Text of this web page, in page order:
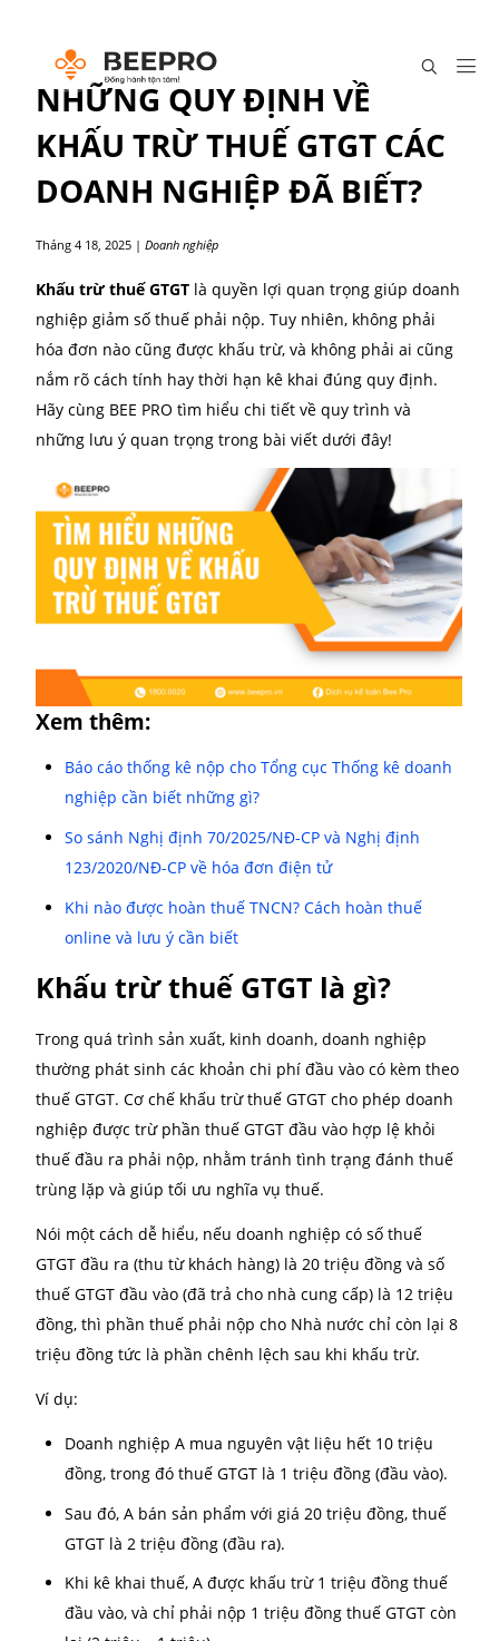
NHỮNG QUY ĐỊNH VỀ
KHẤU TRỪ THUẾ GTGT
DOANH NGHIỆP ĐÃ BIẾT?
Tháng 4 18, 2025|Doanh nghiệp
Khấu trừ thuế GTGT là quyền lợi quan trọng giúp
nghiệp giảm số thuế phải nộp. Tuy nhiên, không
hóa đơn nào cũng được khấu trừ, và không phải ai
nắm rõ cách tính hay thời hạn kê khai đúng quy
Hãy cùng BEE PRO tìm hiểu chi tiết về quy trình và
những lưu ý quan trọng trong bài viết dưới đây!
Xem thêm:
nghiệp cần biết những gì?
So sánh Nghị định 70/2025/NĐ-CP và Nghị định
123/2020/NĐ-CP về hóa đơn điện tử
Khi nào được hoàn thuế TNCN? Cách hoàn thuế
online và lưu ý cần biết
Khấu trừ thuế GTGT là gì?
thường phát sinh các khoản chi phí đầu vào có kèm
thuế GTGT. Cơ chế khấu trừ thuế GTGT cho phép
nghiệp được trừ phần thuế GTGT đầu vào hợp lệ
thuế đầu ra phải nộp, nhằm tránh tình trạng đánh
Nói một cách dễ hiểu, nếu doanh nghiệp có số thuế
GTGT đầu ra (thu từ khách hàng) là 20 triệu đồng và
thuế GTGT đầu vào (đã trả cho nhà cung cấp) là 12
đồng, thì phần thuế phải nộp cho Nhà nước chỉ còn
triệu đồng tức là phần chênh lệch sau khi khấu trừ.
Ví dụ: